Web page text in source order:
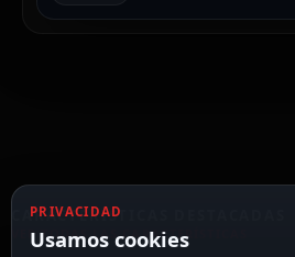
CARACTERÍSTICAS DESTACADAS
VER TODAS LAS CARACTERÍSTICAS
PRIVACIDAD
Usamos cookies